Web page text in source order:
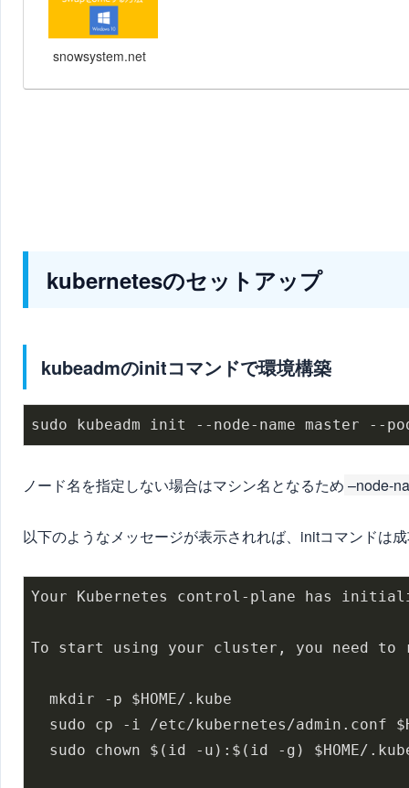
snowsystem.net
kubernetesのセットアップ
kubeadmのinitコマンドで環境構築
sudo kubeadm init --node-name master --
ノード名を指定しない場合はマシン名となるため –node-
以下のようなメッセージが表示されれば、initコマンドは
Your Kubernetes control-plane has
To start using your cluster, you need
  mkdir -p $HOME/.kube
sudo cp -i /etc/kubernetes/admin.conf
sudo chown $(id -u):$(id -g) $HOME/